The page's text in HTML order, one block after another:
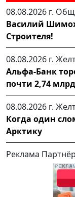
08.08.2026 г.
Василий
Строителя!
08.08.2026 г.
Альфа-Банк
почти 2,74
08.08.2026 г.
Когда один
Арктику
Реклама